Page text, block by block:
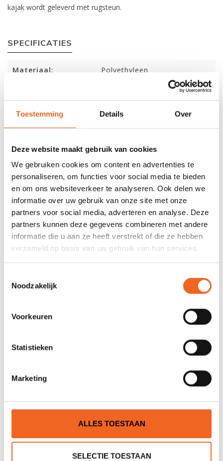
Toestemming Details Over
Deze website maakt gebruik van cookies
We gebruiken cookies om content en advertenties te
personaliseren, om functies voor social media te bieden
en om ons websiteverkeer te analyseren. Ook delen we
informatie over uw gebruik van onze site met onze
partners voor social media, adverteren en analyse. Deze
partners kunnen deze gegevens combineren met andere
informatie die u aan ze heeft verstrekt of die ze hebben
verzameld op basis van uw gebruik van hun services.
Noodzakelijk
Voorkeuren
Statistieken
Marketing
ALLES TOESTAAN
SELECTIE TOESTAAN
kajak wordt geleverd met rugsteun.
SPECIFICATIES
Materiaal: Polyethyleen
Breedte: 76 cm
Gewicht: 16 kg
Capaciteit: 100 kg
REVIEWS
Nog niet gewaardeerd
0 sterren op basis van 0 beoordelingen
GERELATEERDE PRODUCTEN
ROTOMOD BEACH-MAKAO
PRO, INCL. RUGSTEUN
ROTOMOD PEDDEL-LEASH,